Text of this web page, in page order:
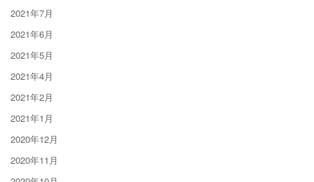
2021年7月
2021年6月
2021年5月
2021年4月
2021年2月
2021年1月
2020年12月
2020年11月